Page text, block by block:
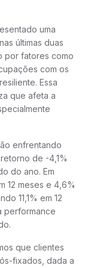
uma
últimas duas
por fatores como
com os
Essa
que afeta a
enfrentando
de -4,1%
do ano. Em
12 meses e 4,6%
11,1% em 12
performance
que clientes
fixados, dada a